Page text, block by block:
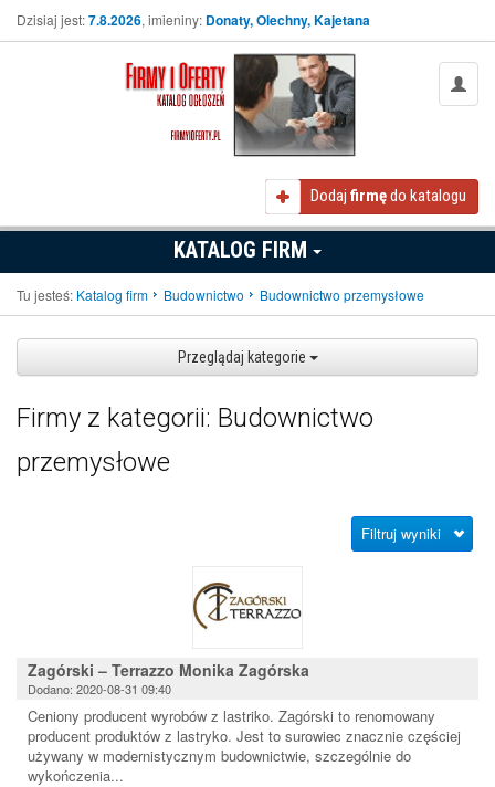
Dzisiaj jest:7.8.2026, imieniny: Donaty, Olechny, Kajetana
Dodaj firmędo katalogu
KATALOG FIRM
Tu jesteś: Katalog firm Budownictwo Budownictwo przemysłowe
Przeglądaj kategorie
Firmy z kategorii: Budownictwo
przemysłowe
Filtruj wyniki
Zagórski – Terrazzo Monika Zagórska
Dodano: 2020-08-31 09:40
Ceniony producent wyrobów z lastriko. Zagórski to renomowany
producent produktów z lastryko. Jest to surowiec znacznie częściej
używany w modernistycznym budownictwie, szczególnie do
wykończenia...